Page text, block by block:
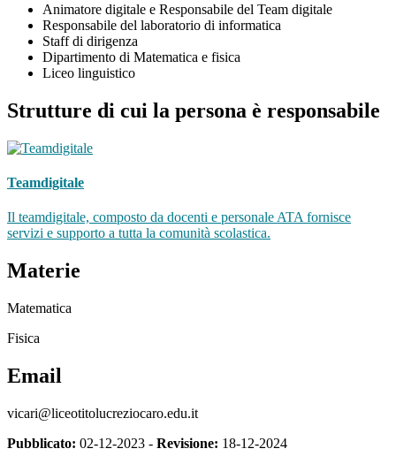
Animatore digitale e Responsabile del Team digitale
Responsabile del laboratorio di informatica
Staff di dirigenza
Dipartimento di Matematica e fisica
Liceo linguistico
Strutture di cui la persona è responsabile
Teamdigitale
Il teamdigitale, composto da docenti e personale ATA fornisce
servizi e supporto a tutta la comunità scolastica.
Materie
Matematica
Fisica
Email
vicari@liceotitolucreziocaro.edu.it
Pubblicato: 02-12-2023 - Revisione: 18-12-2024